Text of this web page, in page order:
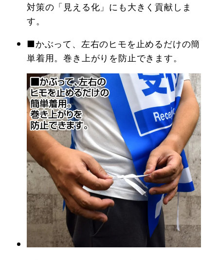
対策の「見える化」にも大きく貢献しま
す。
■かぶって、左右のヒモを止めるだけの簡
単着用。巻き上がりを防止できます。